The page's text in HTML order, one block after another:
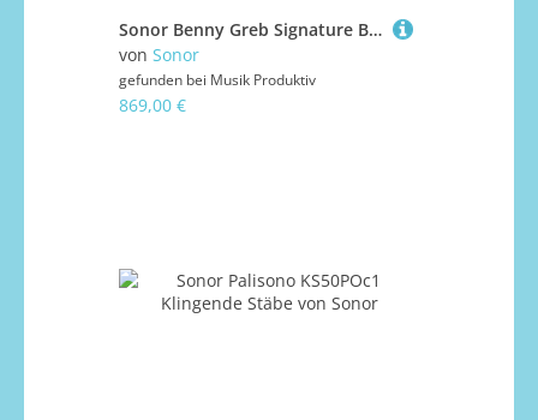
Sonor Benny Greb Signature Brass Snare 2.0 with Practice Pad & Sticks
von Sonor
gefunden bei Musik Produktiv
869,00 €